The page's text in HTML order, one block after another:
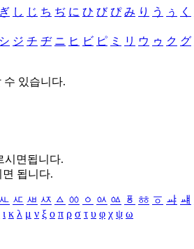
ぎ し じ ち ぢ に ひ び ぴ み り う ぅ く
シ ジ チ ヂ ニ ヒ ビ ピ ミ リ ウ ゥ ク グ
수 있습니다.
시면됩니다.
면 됩니다.
ㅻ ㅼ ㅽ ㅾ ㅿ ㆀ ㆁ ㆂ ㆃ ㆄ ㆅ ㆆ ㆇ ㆈ
ι κ λ μ ν ξ ο π ρ σ τ υ φ χ ψ ω